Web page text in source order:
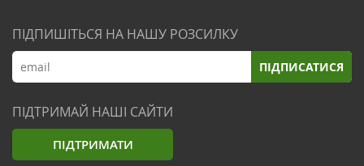
ПІДПИШІТЬСЯ НА НАШУ РОЗСИЛКУ
ПІДПИСАТИСЯ
ПІДТРИМАЙ НАШІ САЙТИ
ПІДТРИМАТИ